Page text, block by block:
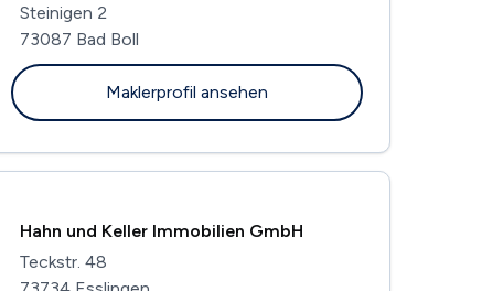
Steinigen 2
73087 Bad Boll
Maklerprofil ansehen
Hahn und Keller Immobilien GmbH
Teckstr. 48